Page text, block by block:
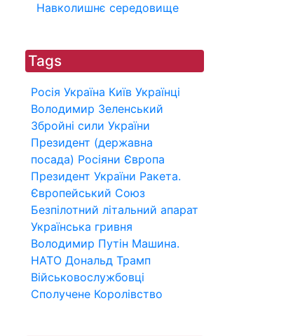
Навколишнє середовище
Tags
Росія Україна Київ Українці
Володимир Зеленський
Збройні сили України
Президент (державна
посада) Росіяни Європа
Президент України Ракета.
Європейський Союз
Безпілотний літальний апарат
Українська гривня
Володимир Путін Машина.
НАТО Дональд Трамп
Військовослужбовці
Сполучене Королівство